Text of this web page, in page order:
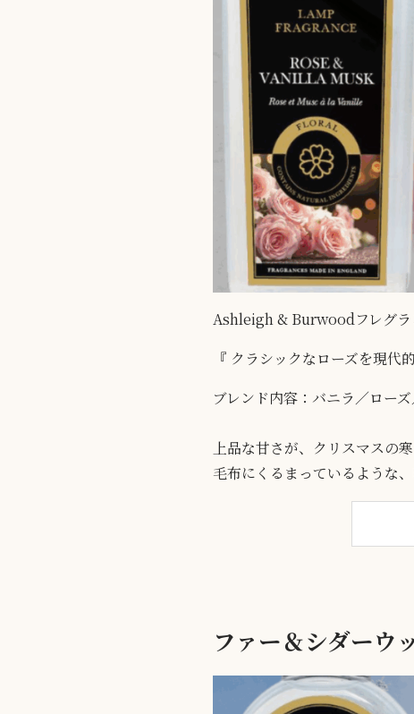
Ashleigh & Burwoodフレグラ
『 クラシックなローズを現代
ブレンド内容：バニラ／ロー
上品な甘さが、クリスマスの
毛布にくるまっているような
ファー＆シダーウ